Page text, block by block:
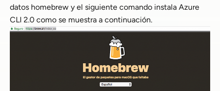
datos homebrew y el siguiente comando instala Azure
CLI 2.0 como se muestra a continuación.